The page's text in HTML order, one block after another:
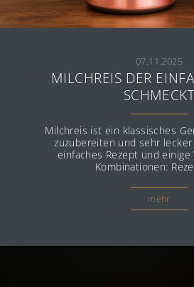
07.11.2025
MILCHREIS DER
SCHMECKT
Milchreis ist ein klassisches
zuzubereiten und sehr
einfaches Rezept und einige
Kombinationen:
mehr